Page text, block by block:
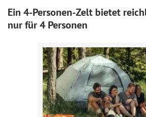
Ein 4-Personen-Zelt bietet
nur für 4 Personen